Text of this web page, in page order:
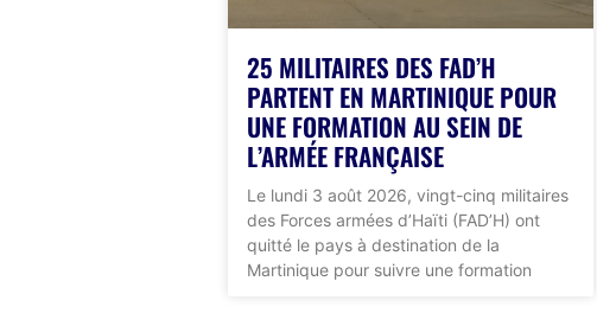
25 MILITAIRES DES FAD’H
PARTENT EN MARTINIQUE POUR
UNE FORMATION AU SEIN DE
L’ARMÉE FRANÇAISE
Le lundi 3 août 2026, vingt-cinq militaires
des Forces armées d’Haïti (FAD’H) ont
quitté le pays à destination de la
Martinique pour suivre une formation